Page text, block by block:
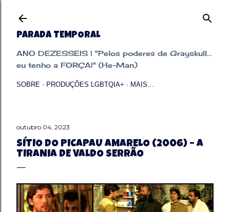
PARADA TEMPORAL
ANO DEZESSEIS | "Pelos poderes de Grayskull...
eu tenho a FORÇA!" (He-Man)
SOBRE PRODUÇÕES LGBTQIA+ MAIS…
outubro 04, 2023
SÍTIO DO PICAPAU AMARELO (2006) – A
TIRANIA DE VALDO SERRÃO